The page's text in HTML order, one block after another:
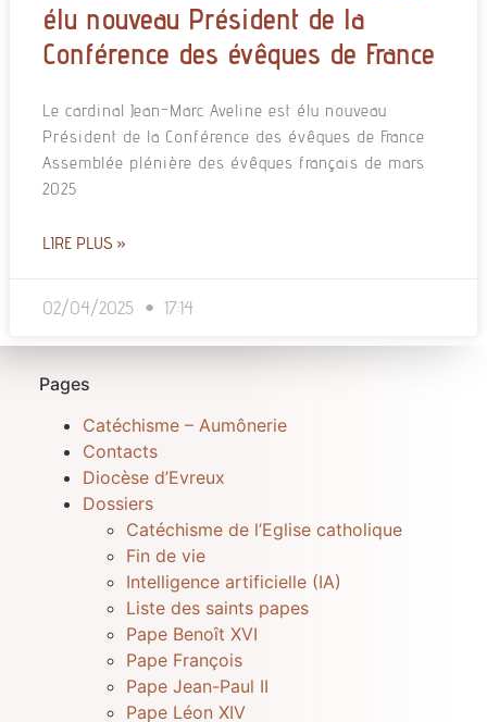
élu nouveau Président de la
Conférence des évêques de France
Le cardinal Jean-Marc Aveline est élu nouveau
Président de la Conférence des évêques de France
Assemblée plénière des évêques français de mars
2025
LIRE PLUS »
02/04/2025 17:14
Pages
Catéchisme – Aumônerie
Contacts
Diocèse d’Evreux
Dossiers
Catéchisme de l’Eglise catholique
Fin de vie
Intelligence artificielle (IA)
Liste des saints papes
Pape Benoît XVI
Pape François
Pape Jean-Paul II
Pape Léon XIV